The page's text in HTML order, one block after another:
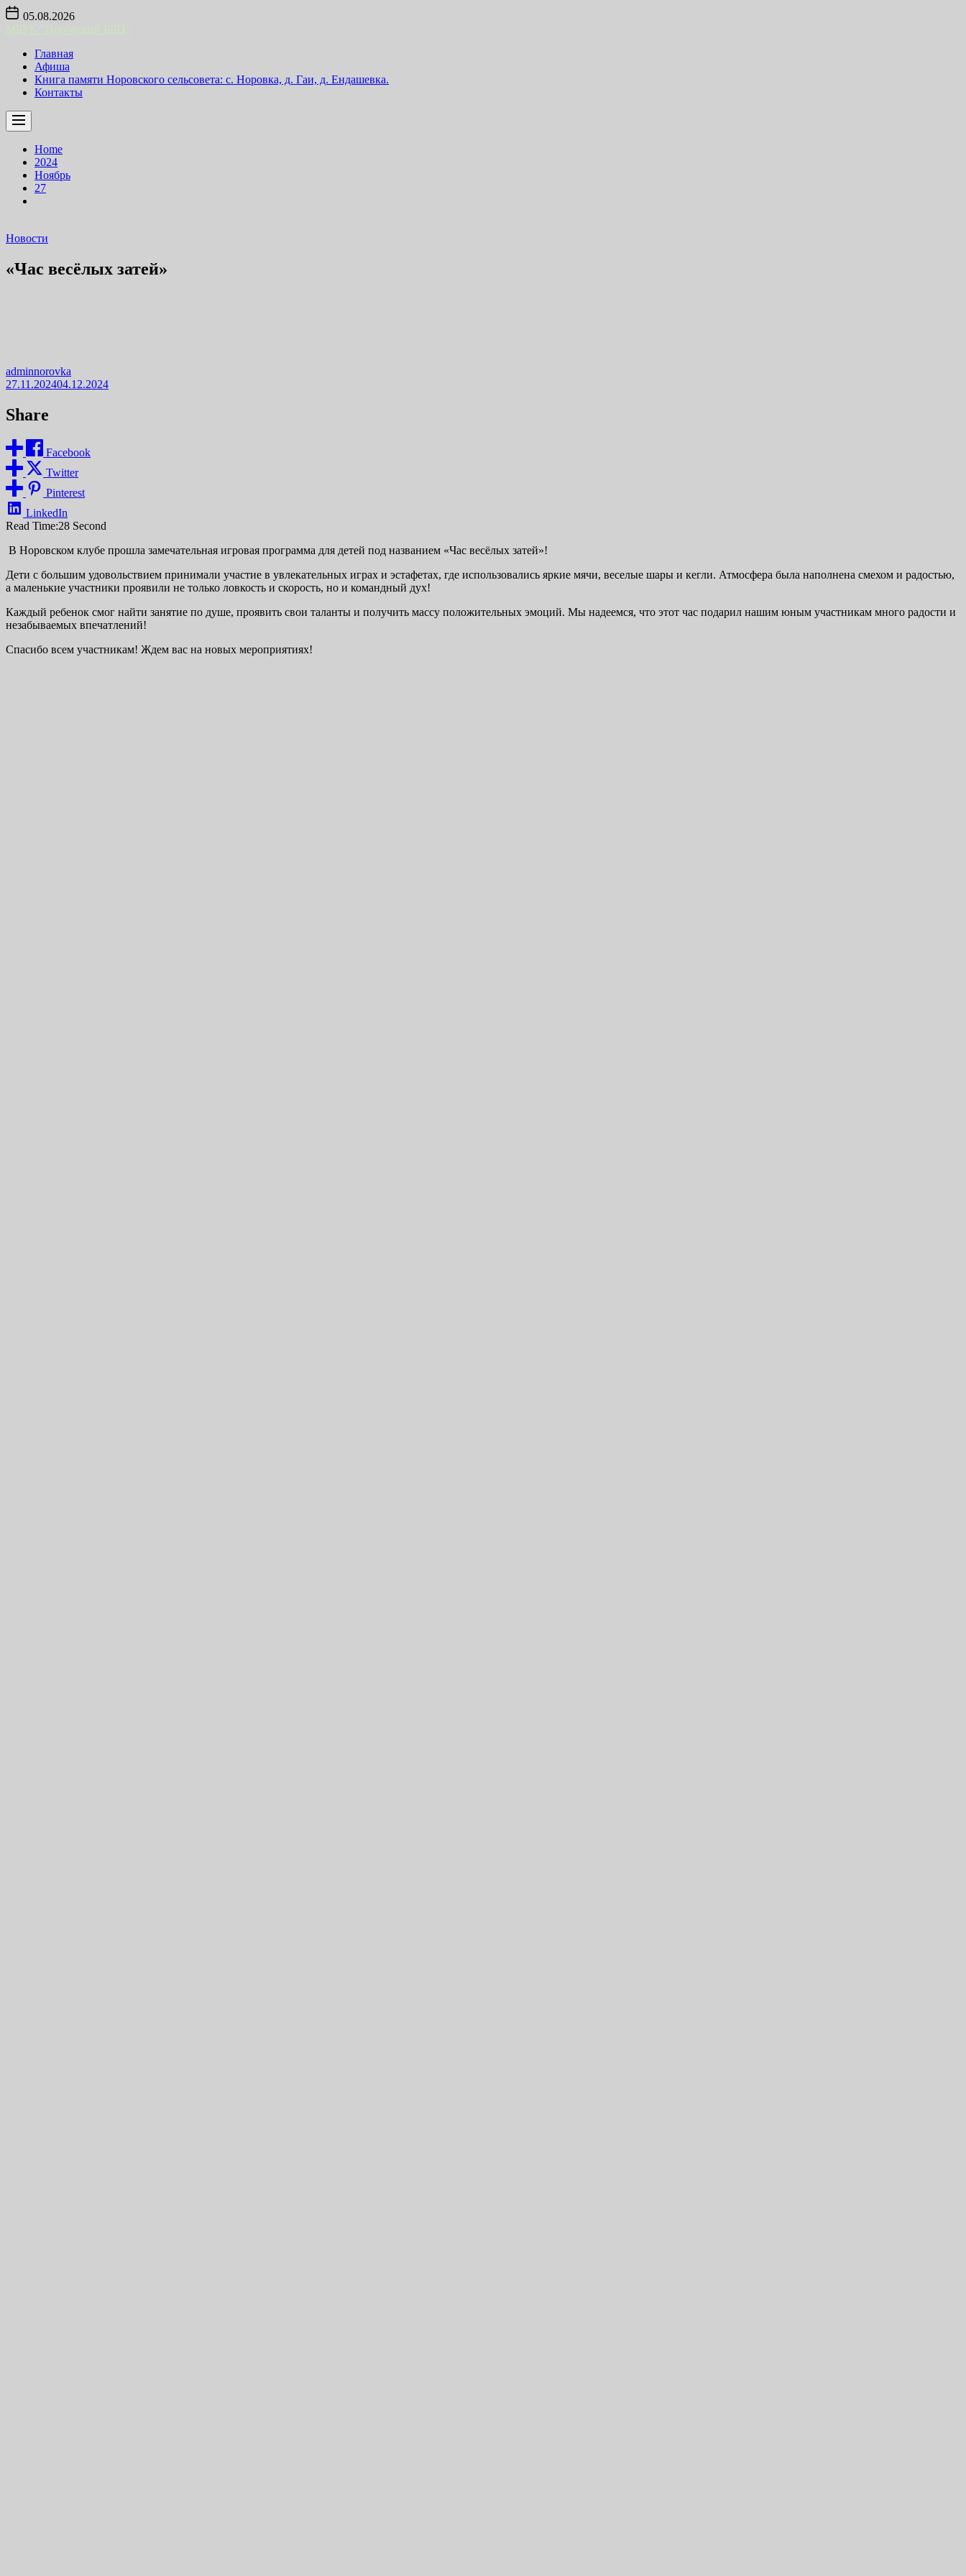
Skip
content
05.08.2026
Главная
Афиша
Книга памяти Норовского сельсовета: с. Норовка, д. Гаи, д. Ендашевка.
Контакты
Home
2024
Ноябрь
27
Новости
«Час весёлых затей»
adminnorovka
27.11.202404.12.2024
Share
Facebook
Twitter
Pinterest
LinkedIn
Read Time:28 Second
В Норовском клубе прошла замечательная игровая программа для детей под названием «Час весёлых затей»!
Дети с большим удовольствием принимали участие в увлекательных играх и эстафетах, где использовались яркие мячи, веселые шары и кегли. Атмосфера была наполнена смехом и радостью,
а маленькие участники проявили не только ловкость и скорость, но и командный дух!
Каждый ребенок смог найти занятие по душе, проявить свои таланты и получить массу положительных эмоций. Мы надеемся, что этот час подарил нашим юным участникам много радости и
незабываемых впечатлений!
Спасибо всем участникам! Ждем вас на новых мероприятиях!